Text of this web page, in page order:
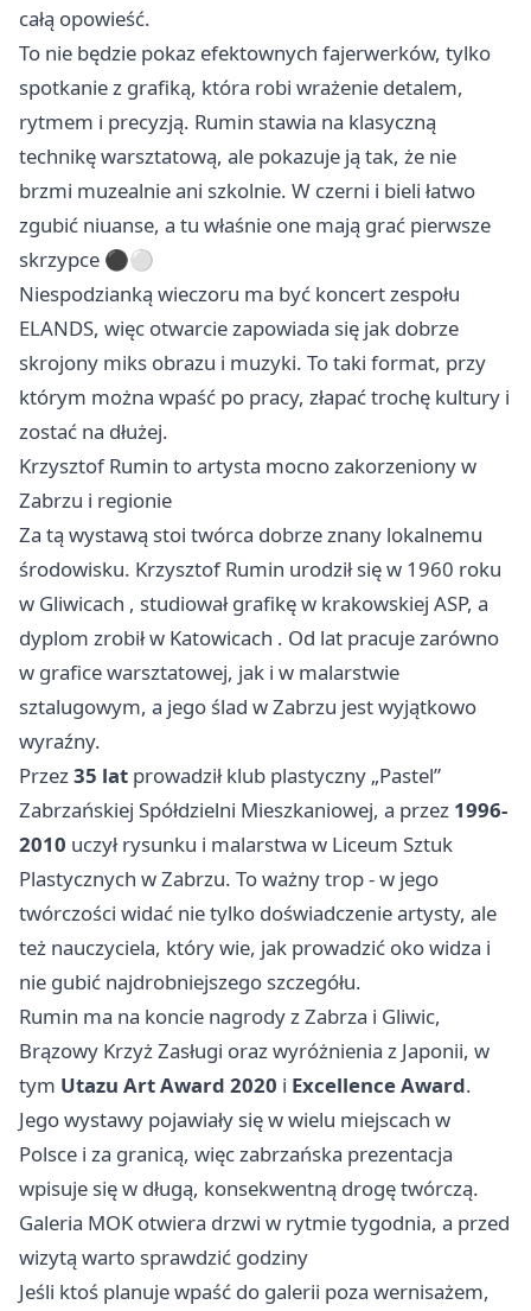
całą opowieść.
To nie będzie pokaz efektownych fajerwerków, tylko
spotkanie z grafiką, która robi wrażenie detalem,
rytmem i precyzją. Rumin stawia na klasyczną
technikę warsztatową, ale pokazuje ją tak, że nie
brzmi muzealnie ani szkolnie. W czerni i bieli łatwo
zgubić niuanse, a tu właśnie one mają grać pierwsze
skrzypce ⚫⚪
Niespodzianką wieczoru ma być koncert zespołu
ELANDS, więc otwarcie zapowiada się jak dobrze
skrojony miks obrazu i muzyki. To taki format, przy
którym można wpaść po pracy, złapać trochę kultury i
zostać na dłużej.
Krzysztof Rumin to artysta mocno zakorzeniony w
Zabrzu i regionie
Za tą wystawą stoi twórca dobrze znany lokalnemu
środowisku. Krzysztof Rumin urodził się w 1960 roku
w Gliwicach , studiował grafikę w krakowskiej ASP, a
dyplom zrobił w Katowicach . Od lat pracuje zarówno
w grafice warsztatowej, jak i w malarstwie
sztalugowym, a jego ślad w Zabrzu jest wyjątkowo
wyraźny.
Przez35 lat prowadził klub plastyczny „Pastel”
Zabrzańskiej Spółdzielni Mieszkaniowej, a przez 1996-
2010 uczył rysunku i malarstwa w Liceum Sztuk
Plastycznych w Zabrzu. To ważny trop - w jego
twórczości widać nie tylko doświadczenie artysty, ale
też nauczyciela, który wie, jak prowadzić oko widza i
nie gubić najdrobniejszego szczegółu.
Rumin ma na koncie nagrody z Zabrza i Gliwic,
Brązowy Krzyż Zasługi oraz wyróżnienia z Japonii, w
tym Utazu Art Award 2020 i Excellence Award.
Jego wystawy pojawiały się w wielu miejscach w
Polsce i za granicą, więc zabrzańska prezentacja
wpisuje się w długą, konsekwentną drogę twórczą.
Galeria MOK otwiera drzwi w rytmie tygodnia, a przed
wizytą warto sprawdzić godziny
Jeśli ktoś planuje wpaść do galerii poza wernisażem,